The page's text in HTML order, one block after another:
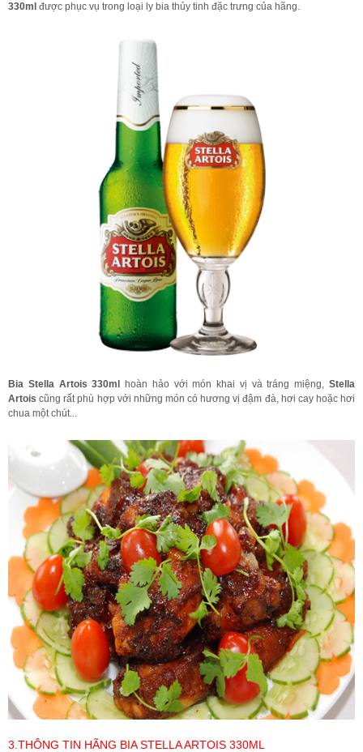
330ml được phục vụ trong loại ly bia thủy tinh đặc trưng của hãng.
Bia Stella Artois 330ml hoàn hảo với món khai vị và tráng miệng, Stella
Artoiscũng rất phù hợp với những món có hương vị đậm đà, hơi cay hoặc hơi
chua một chút...
3.THÔNG TIN HÃNG BIA STELLA ARTOIS 330ML